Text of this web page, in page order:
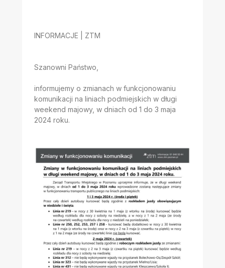
INFORMACJE | ZTM
Szanowni Państwo,
informujemy o zmianach w funkcjonowaniu
komunikacji na liniach podmiejskich w długi
weekend majowy, w dniach od 1 do 3 maja
2024 roku.